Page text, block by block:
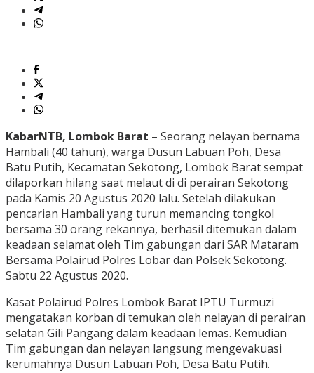
KabarNTB, Lombok Barat – Seorang nelayan bernama
Hambali (40 tahun), warga Dusun Labuan Poh, Desa
Batu Putih, Kecamatan Sekotong, Lombok Barat sempat
dilaporkan hilang saat melaut di di perairan Sekotong
pada Kamis 20 Agustus 2020 lalu. Setelah dilakukan
pencarian Hambali yang turun memancing tongkol
bersama 30 orang rekannya, berhasil ditemukan dalam
keadaan selamat oleh Tim gabungan dari SAR Mataram
Bersama Polairud Polres Lobar dan Polsek Sekotong.
Sabtu 22 Agustus 2020.
Kasat Polairud Polres Lombok Barat IPTU Turmuzi
mengatakan korban di temukan oleh nelayan di perairan
selatan Gili Pangang dalam keadaan lemas. Kemudian
Tim gabungan dan nelayan langsung mengevakuasi
kerumahnya Dusun Labuan Poh, Desa Batu Putih.